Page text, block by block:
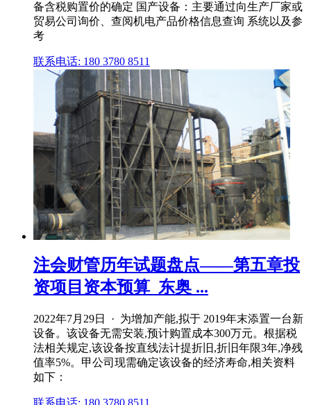
备含税购置价的确定 国产设备：主要通过向生产厂家或
贸易公司询价、查阅机电产品价格信息查询 系统以及参
考
联系电话: 180 3780 8511
注会财管历年试题盘点——第五章投
资项目资本预算_东奥 ...
2022年7月29日 · 为增加产能,拟于 2019年末添置一台新
设备。该设备无需安装,预计购置成本300万元。根据税
法相关规定,该设备按直线法计提折旧,折旧年限3年,净残
值率5%。甲公司现需确定该设备的经济寿命,相关资料
如下：